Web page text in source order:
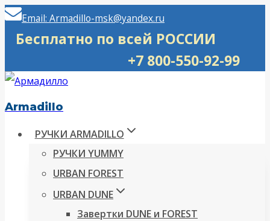
Перейти
Email: Armadillo-msk@yandex.ru
Бесплатно по всей РОССИИ
+7 800-550-92-99
Armadillo
РУЧКИ ARMADILLO
РУЧКИ YUMMY
URBAN FOREST
URBAN DUNE
Завертки DUNE и FOREST